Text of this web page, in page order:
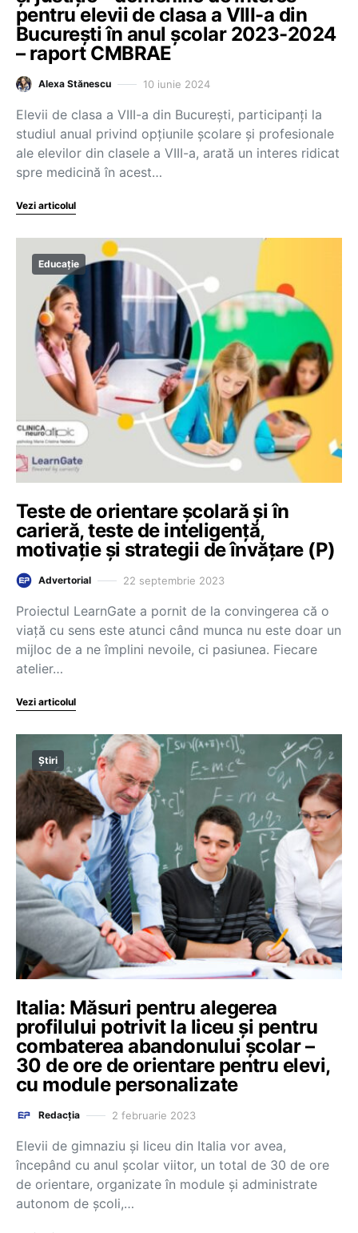
pentru elevii de clasa a VIII-a din
București în anul școlar 2023-2024
– raport CMBRAE
Alexa Stănescu 10 iunie 2024
Elevii de clasa a VIII-a din București, participanți la
studiul anual privind opțiunile școlare și profesionale
ale elevilor din clasele a VIII-a, arată un interes ridicat
spre medicină în acest…
Vezi articolul
Educație
Teste de orientare școlară și în
carieră, teste de inteligență,
motivație și strategii de învățare (P)
Advertorial 22 septembrie 2023
Proiectul LearnGate a pornit de la convingerea că o
viață cu sens este atunci când munca nu este doar un
mijloc de a ne împlini nevoile, ci pasiunea. Fiecare
atelier…
Vezi articolul
Știri
Italia: Măsuri pentru alegerea
profilului potrivit la liceu și pentru
combaterea abandonului școlar –
30 de ore de orientare pentru elevi,
cu module personalizate
Redacția 2 februarie 2023
Elevii de gimnaziu și liceu din Italia vor avea,
începând cu anul școlar viitor, un total de 30 de ore
de orientare, organizate în module și administrate
autonom de școli,…